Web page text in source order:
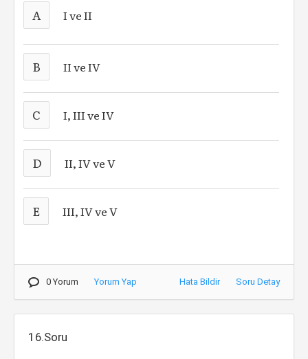
A I ve II
B II ve IV
C I, III ve IV
D II, IV ve V
E III, IV ve V
0 Yorum Yorum Yap Hata Bildir Soru Detay
16.Soru